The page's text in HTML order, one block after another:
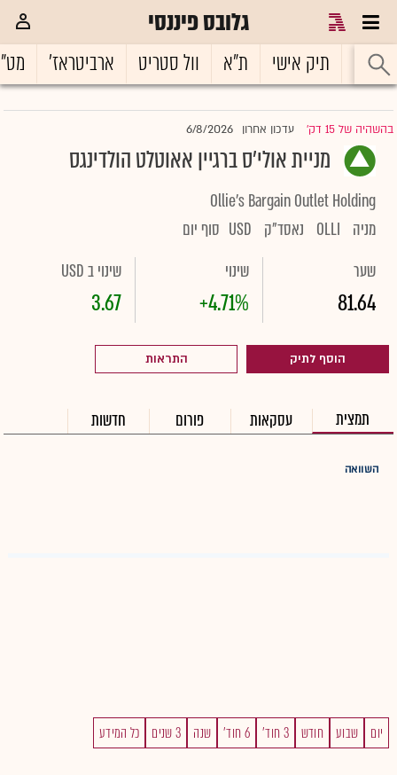
גלובס פיננסי
ראשי תיק אישי ת"א וול סטריט ארביטראז'
בהשהיה של 15 דק' |עדכון אחרון 6/8/2026
מניית אולי'ס ברגיין אאוטלט הולדינגס
Ollie's Bargain Outlet Holding
מניה
OLLI נאסד"ק USD סוף יום
שער
81.64
שינוי
+4.71%
שינוי ב USD
3.67
הוסף לתיק התראות
תמצית עסקאות פורום חדשות
השוואה
יום שבוע חודש 3 חוד' 6 חוד' שנה 3 שנים כל המידע